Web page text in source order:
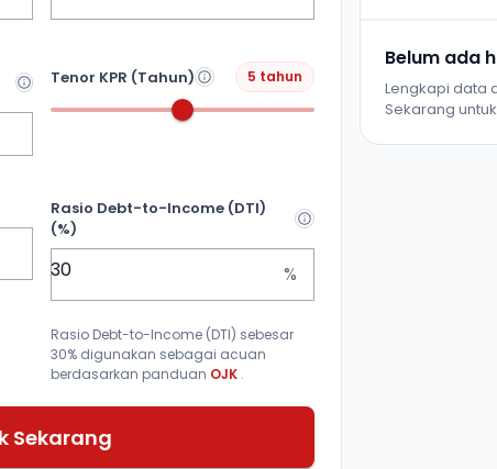
Tenor KPR (Tahun) 5 tahun
Rasio Debt-to-Income (DTI)
(%)
%
Rasio Debt-to-Income (DTI) sebesar
30% digunakan sebagai acuan
berdasarkan panduan OJK .
Sekarang
Belum ada
Lengkapi data
Sekarang